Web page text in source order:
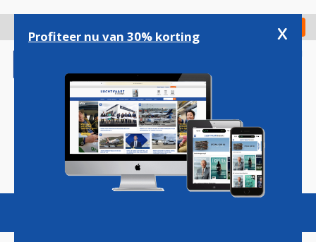
gaan
Check in
Magazine Podcasts Vacatures
Profiteer nu van 30% korting x